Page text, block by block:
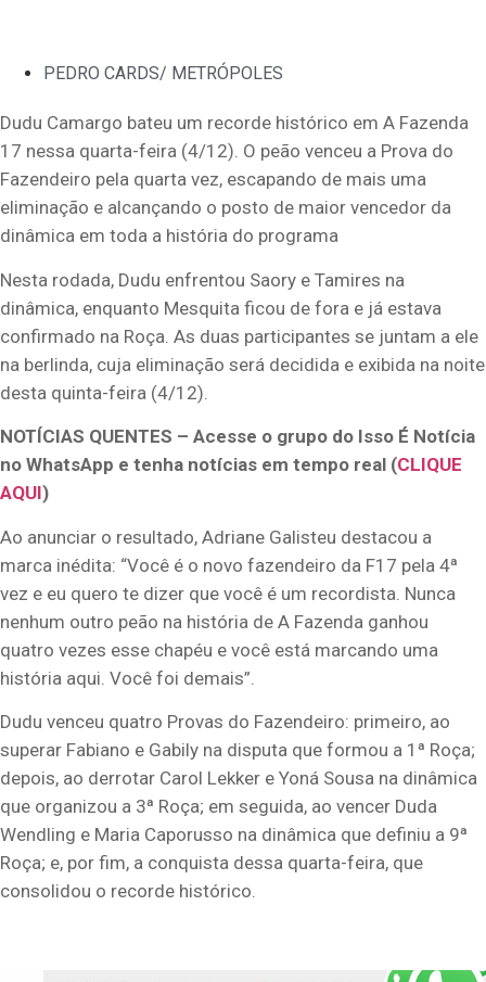
PEDRO CARDS/ METRÓPOLES
Dudu Camargo bateu um recorde histórico em A Fazenda
17 nessa quarta-feira (4/12). O peão venceu a Prova do
Fazendeiro pela quarta vez, escapando de mais uma
eliminação e alcançando o posto de maior vencedor da
dinâmica em toda a história do programa
Nesta rodada, Dudu enfrentou Saory e Tamires na
dinâmica, enquanto Mesquita ficou de fora e já estava
confirmado na Roça. As duas participantes se juntam a ele
na berlinda, cuja eliminação será decidida e exibida na noite
desta quinta-feira (4/12).
NOTÍCIAS QUENTES – Acesse o grupo do Isso É Notícia
no WhatsApp e tenha notícias em tempo real (CLIQUE
AQUI)
Ao anunciar o resultado, Adriane Galisteu destacou a
marca inédita: “Você é o novo fazendeiro da F17 pela 4ª
vez e eu quero te dizer que você é um recordista. Nunca
nenhum outro peão na história de A Fazenda ganhou
quatro vezes esse chapéu e você está marcando uma
história aqui. Você foi demais”.
Dudu venceu quatro Provas do Fazendeiro: primeiro, ao
superar Fabiano e Gabily na disputa que formou a 1ª Roça;
depois, ao derrotar Carol Lekker e Yoná Sousa na dinâmica
que organizou a 3ª Roça; em seguida, ao vencer Duda
Wendling e Maria Caporusso na dinâmica que definiu a 9ª
Roça; e, por fim, a conquista dessa quarta-feira, que
consolidou o recorde histórico.